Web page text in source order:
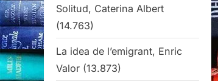
Solitud, Caterina Albert
(14.763)
La idea de l’emigrant, Enric
Valor (13.873)